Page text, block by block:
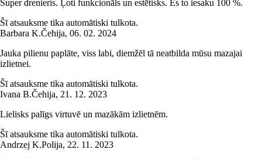
Super drenieris. Ļoti funkcionāls un estētisks. Es to iesaku 100 %.
Šī atsauksme tika automātiski tulkota.
Barbara K.Čehija, 06. 02. 2024
Jauka pilienu paplāte, viss labi, diemžēl tā neatbilda mūsu mazajai
izlietnei.
Šī atsauksme tika automātiski tulkota.
Ivana B.Čehija, 21. 12. 2023
Lielisks palīgs virtuvē un mazākām izlietnēm.
Šī atsauksme tika automātiski tulkota.
Andrzej K.Polija, 22. 11. 2023